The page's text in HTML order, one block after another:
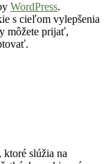
WordPress.
s cieľom vylepšenia
môžete prijať,
slúžia na